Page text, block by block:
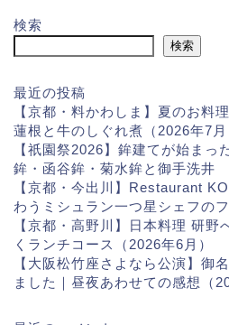
検索
検索
最近の投稿
【京都・料かわしま】夏のお料
蓮根と牛のしぐれ煮（2026年7月
【祇園祭2026】鉾建てが始まっ
鉾・函谷鉾・菊水鉾と御手洗井
【京都・今出川】Restaurant
わうミシュラン一つ星シェフの
【京都・高野川】日本料理 研野
くランチコース（2026年6月）
【大阪松竹座さよなら公演】御
ました｜昼夜あわせての感想（